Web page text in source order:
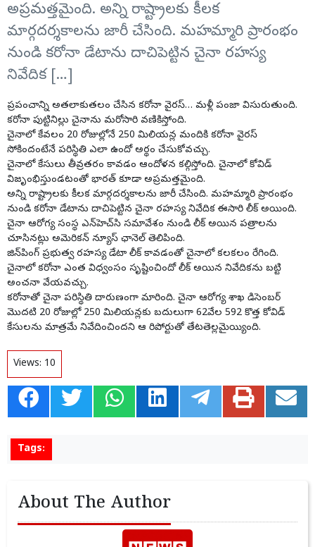
అప్రమత్తమైంది. అన్ని రాష్ట్రాలకు కీలక
మార్గదర్శకాలను జారీ చేసింది. మహమ్మారి ప్రారంభం
నుండి కరోనా డేటాను దాచిపెట్టిన చైనా రహస్య
నివేదిక […]
ప్రపంచాన్ని అతలాకుతలం చేసిన కరోనా వైరస్… మళ్లీ పంజా విసురుతుంది.
కరోనా పుట్టినిల్లు చైనాను మరోసారి వణికిస్తోంది.
చైనాలో కేవలం 20 రోజుల్లోనే 250 మిలియన్ల మందికి కరోనా వైరస్
సోకిందంటేనే పరిస్థితి ఎలా ఉందో అర్థం చేసుకోవచ్చు.
చైనాలో కేసులు తీవ్రతరం కావడం ఆందోళన కల్గిస్తోంది. చైనాలో కోవిడ్‌
విజృంభిస్తుండటంతో భారత్‌ కూడా అప్రమత్తమైంది.
అన్ని రాష్ట్రాలకు కీలక మార్గదర్శకాలను జారీ చేసింది. మహమ్మారి ప్రారంభం
నుండి కరోనా డేటాను దాచిపెట్టిన చైనా రహస్య నివేదిక ఈసారి లీక్ అయింది.
చైనా ఆరోగ్య సంస్థ ఎన్‌హెచ్‌సి సమావేశం నుండి లీక్ అయిన పత్రాలను
చూసినట్లు అమెరికన్ న్యూస్ ఛానెల్ తెలిపింది.
జిన్‌పింగ్ ప్రభుత్వ రహస్య డేటా లీక్ కావడంతో చైనాలో కలకలం రేగింది.
చైనాలో కరోనా ఎంత విధ్వంసం సృష్టించిందో లీక్ అయిన నివేదికను బట్టి
అంచనా వేయవచ్చు.
కరోనాతో చైనా పరిస్థితి దారుణంగా మారింది. చైనా ఆరోగ్య శాఖ డిసెంబర్
మొదటి 20 రోజుల్లో 250 మిలియన్లకు బదులుగా 62వేల 592 కొత్త కోవిడ్
కేసులను మాత్రమే నివేదించిందని ఆ రిపోర్టుతో తేటతెల్లమైయ్యింది.
Views: 10
Tags:
About The Author